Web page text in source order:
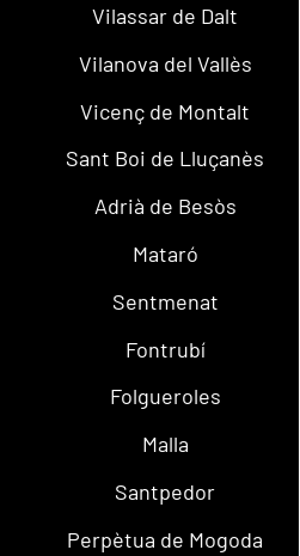
Vilassar de Dalt
Vilanova del Vallès
Vicenç de Montalt
Sant Boi de Lluçanès
Adrià de Besòs
Mataró
Sentmenat
Fontrubí
Folgueroles
Malla
Santpedor
Perpètua de Mogoda